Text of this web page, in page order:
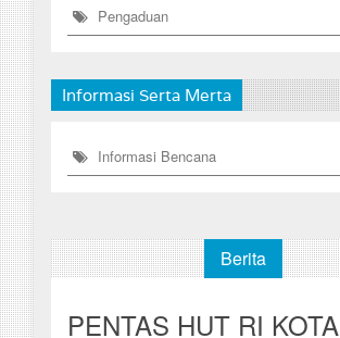
Pengaduan
Informasi Serta Merta
Informasi Bencana
Berita
PENTAS HUT RI KOTA